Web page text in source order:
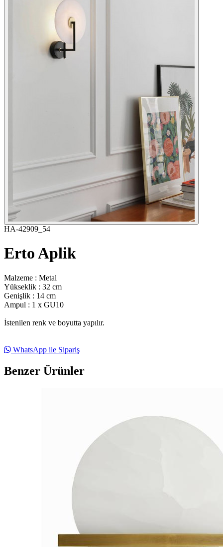
HA-42909_54
Erto Aplik
Malzeme : Metal
Yükseklik : 32 cm
Genişlik : 14 cm
Ampul : 1 x GU10
İstenilen renk ve boyutta yapılır.
WhatsApp ile Sipariş
Benzer Ürünler